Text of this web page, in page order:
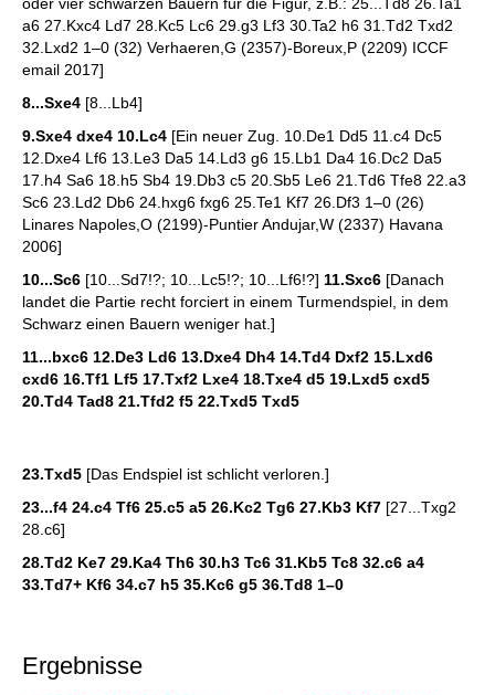
a6 27.Kxc4 Ld7 28.Kc5 Lc6 29.g3 Lf3 30.Ta2 h6 31.Td2 Txd2
32.Lxd2 1–0 (32) Verhaeren,G (2357)-Boreux,P (2209) ICCF
email 2017]
8...Sxe4 [8...Lb4]
9.Sxe4 dxe4 10.Lc4 [Ein neuer Zug. 10.De1 Dd5 11.c4 Dc5
12.Dxe4 Lf6 13.Le3 Da5 14.Ld3 g6 15.Lb1 Da4 16.Dc2 Da5
17.h4 Sa6 18.h5 Sb4 19.Db3 c5 20.Sb5 Le6 21.Td6 Tfe8 22.a3
Sc6 23.Ld2 Db6 24.hxg6 fxg6 25.Te1 Kf7 26.Df3 1–0 (26)
Linares Napoles,O (2199)-Puntier Andujar,W (2337) Havana
2006]
10...Sc6 [10...Sd7!?; 10...Lc5!?; 10...Lf6!?] 11.Sxc6 [Danach
landet die Partie recht forciert in einem Turmendspiel, in dem
Schwarz einen Bauern weniger hat.]
11...bxc6 12.De3 Ld6 13.Dxe4 Dh4 14.Td4 Dxf2 15.Lxd6
cxd6 16.Tf1 Lf5 17.Txf2 Lxe4 18.Txe4 d5 19.Lxd5 cxd5
20.Td4 Tad8 21.Tfd2 f5 22.Txd5 Txd5
23.Txd5 [Das Endspiel ist schlicht verloren.]
23...f4 24.c4 Tf6 25.c5 a5 26.Kc2 Tg6 27.Kb3 Kf7 [27...Txg2
28.c6]
28.Td2 Ke7 29.Ka4 Th6 30.h3 Tc6 31.Kb5 Tc8 32.c6 a4
33.Td7+ Kf6 34.c7 h5 35.Kc6 g5 36.Td8 1–0
Ergebnisse